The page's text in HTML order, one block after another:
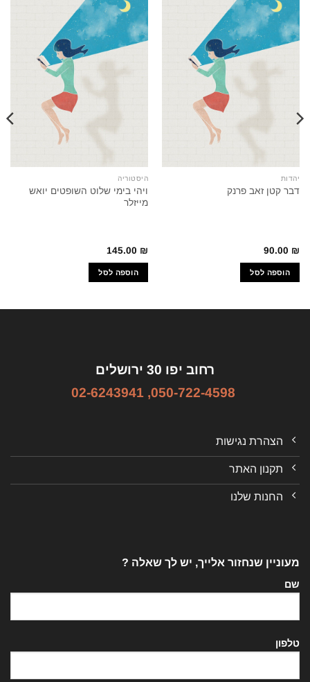
יהדות
דבר קטן זאב פרנק
90.00 ₪
הוספה לסל
היסטוריה
ויהי בימי שלוט השופטים יואש
מייזלר
145.00 ₪
הוספה לסל
רחוב יפו 30 ירושלים
050-722-4598
,
02-6243941
הצהרת נגישות
תקנון האתר
החנות שלנו
מעוניין שנחזור אלייך, יש לך שאלה ?
שם
טלפון